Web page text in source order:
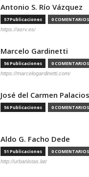
Antonio S. Río Vázquez
57 Publicaciones 0 COMENTARIOS
https://asrv.es/
Marcelo Gardinetti
56 Publicaciones 0 COMENTARIOS
https://marcelogardinetti.com/
José del Carmen
56 Publicaciones 0 COMENTARIOS
Aldo G. Facho Dede
51 Publicaciones 0 COMENTARIOS
http://urbanistas.lat/